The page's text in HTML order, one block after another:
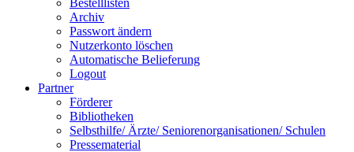
Bestelllisten
Archiv
Passwort ändern
Nutzerkonto löschen
Automatische Belieferung
Logout
Partner
Förderer
Bibliotheken
Selbsthilfe/ Ärzte/ Seniorenorganisationen/ Schulen
Pressematerial